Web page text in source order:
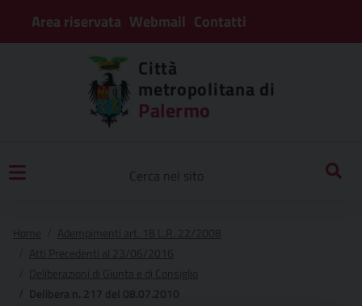
Area riservata Webmail Contatti
Città
metropolitana di
Palermo